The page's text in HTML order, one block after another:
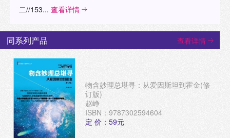
二//153... 查看详情
同系列产品 查看详情
物含妙理总堪寻：从爱因斯坦到霍金(修
订版)
赵峥
ISBN：9787302594604
定 价：59元